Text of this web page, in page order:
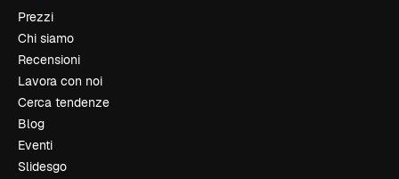
Prezzi
Chi siamo
Recensioni
Lavora con noi
Cerca tendenze
Blog
Eventi
Slidesgo